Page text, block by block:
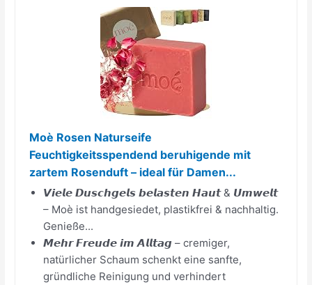
Moè Rosen Naturseife
Feuchtigkeitsspendend beruhigende mit
zartem Rosenduft – ideal für Damen...
𝙑𝙞𝙚𝙡𝙚 𝘿𝙪𝙨𝙘𝙝𝙜𝙚𝙡𝙨 𝙗𝙚𝙡𝙖𝙨𝙩𝙚𝙣 𝙃𝙖𝙪𝙩 & 𝙐𝙢𝙬𝙚𝙡𝙩
– Moè ist handgesiedet, plastikfrei & nachhaltig.
Genieße...
𝙈𝙚𝙝𝙧 𝙁𝙧𝙚𝙪𝙙𝙚 𝙞𝙢 𝘼𝙡𝙡𝙩𝙖𝙜 – cremiger,
natürlicher Schaum schenkt eine sanfte,
gründliche Reinigung und verhindert